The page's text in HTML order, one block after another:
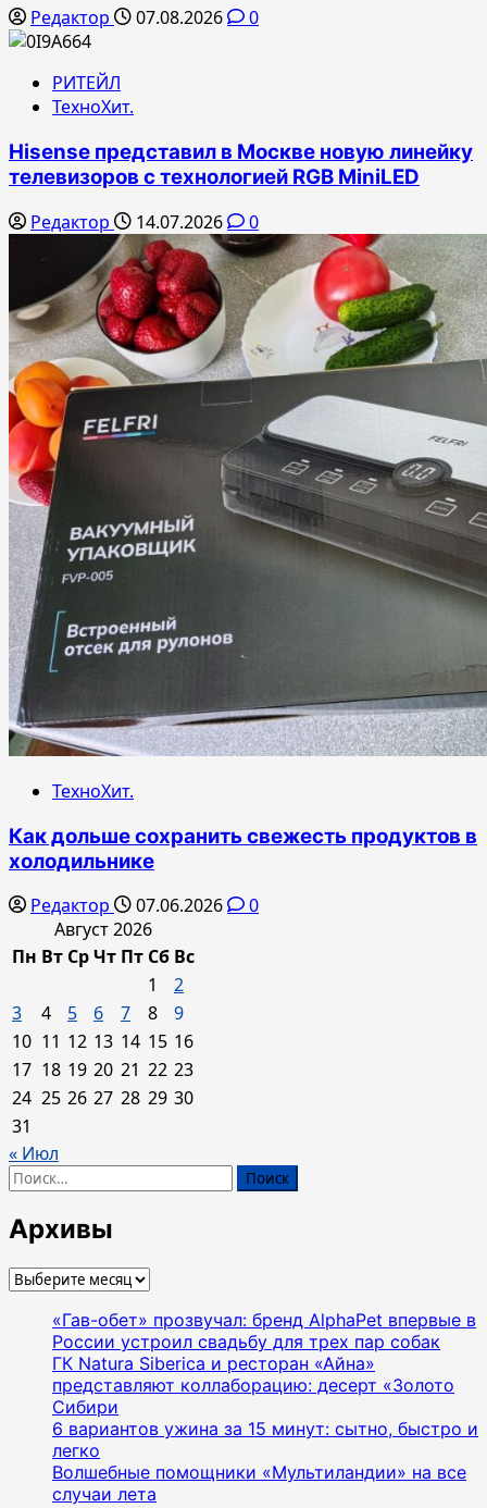
Редактор 07.08.2026 0
РИТЕЙЛ
ТехноХит.
Hisense представил в Москве новую линейку
телевизоров с технологией RGB MiniLED
Редактор 14.07.2026 0
ТехноХит.
Как дольше сохранить свежесть продуктов в
холодильнике
Редактор 07.06.2026
0
Август 2026
Пн Вт СрЧт Пт Сб Вс
1
2
3
4 5 6 7 8
9
10 11 12 13 14 15 16
17 18 19 20 21 22 23
24 25 26 27 28 29 30
31
« Июл
Найти:
Архивы
Архивы
«Гав-обет» прозвучал: бренд AlphaPet впервые в
России устроил свадьбу для трех пар собак
ГК Natura Siberica и ресторан «Айна»
представляют коллаборацию: десерт «Золото
Сибири
6 вариантов ужина за 15 минут: сытно, быстро и
легко
Волшебные помощники «Мультиландии» на все
случаи лета